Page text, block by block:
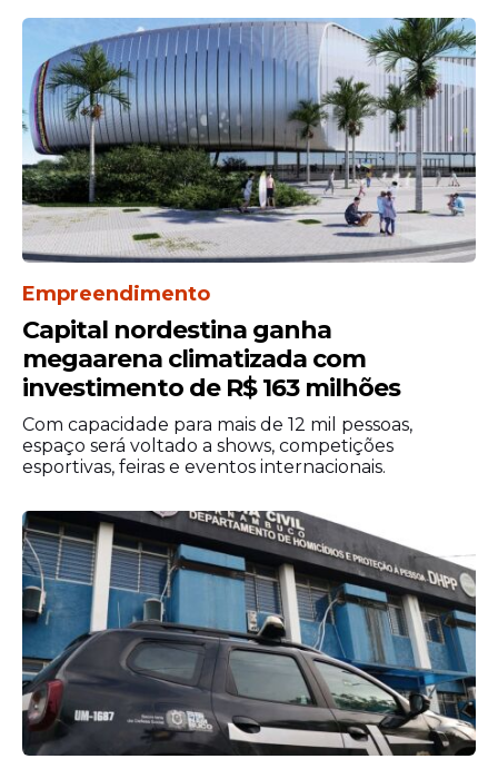
Empreendimento
Capital nordestina ganha
megaarena climatizada com
investimento de R$ 163 milhões
Com capacidade para mais de 12 mil pessoas,
espaço será voltado a shows, competições
esportivas, feiras e eventos internacionais.